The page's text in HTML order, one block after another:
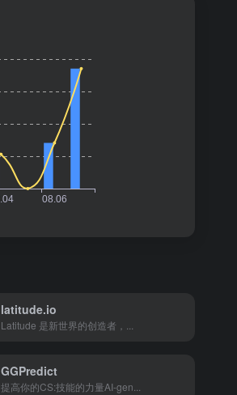
latitude.io
Latitude 是新世界的创造者，...
GGPredict
提高你的CS:技能的力量AI-gen...